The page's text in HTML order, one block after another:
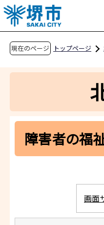
こ
の
ペ
現在のページ トップページ
障害者の福
画面